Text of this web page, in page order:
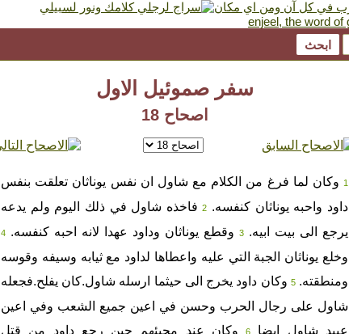
سفر صموئيل الاول
اصحاح 18
1 وكان لما فرغ من الكلام مع شاول ان نفس يوناثان تعلقت بنفس
داود واحبه يوناثان كنفسه. 2فاخذه شاول في ذلك اليوم ولم يدعه
يرجع الى بيت ابيه. 3 وقطع يوناثان وداود عهدا لانه احبه كنفسه. 4
وخلع يوناثان الجبة التي عليه واعطاها لداود مع ثيابه وسيفه وقوسه
ومنطقته.5 وكان داود يخرج الى حيثما ارسله شاول.كان يفلح.فجعله
شاول على رجال الحرب وحسن في اعين جميع الشعب وفي اعين
عبيد شاول ايضا
6وكان عند مجيئهم حين رجع داود من قتل